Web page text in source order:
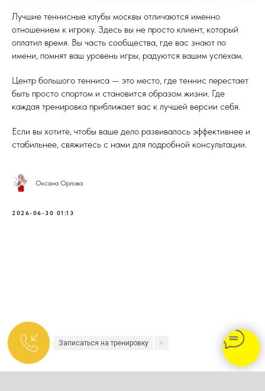
Лучшие теннисные клубы москвы отличаются именно
отношением к игроку. Здесь вы не просто клиент, который
оплатил время. Вы часть сообщества, где вас знают по
имени, помнят ваш уровень игры, радуются вашим успехам.
Центр большого тенниса — это место, где теннис перестает
быть просто спортом и становится образом жизни. Где
каждая тренировка приближает вас к лучшей версии себя.
Если вы хотите, чтобы ваше дело развивалось эффективнее и
стабильнее, свяжитесь с нами для подробной консультации.
Оксана Орлова
2026-06-30 01:13
Записаться на тренировку